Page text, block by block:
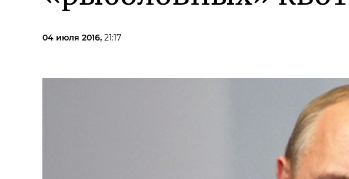
04 июля 2016, 21:17